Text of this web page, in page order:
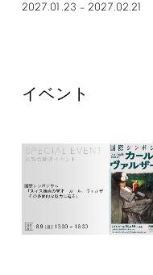
2027.01.23 – 2027.02.21
イベント